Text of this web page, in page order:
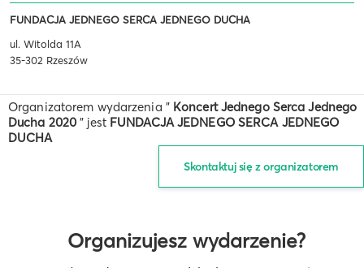
FUNDACJA JEDNEGO SERCA JEDNEGO DUCHA
ul. Witolda 11A
35-302 Rzeszów
Organizatorem wydarzenia " Koncert Jednego Serca Jednego
Ducha 2020" jest FUNDACJA JEDNEGO SERCA JEDNEGO
DUCHA
Skontaktuj się z organizatorem
Organizujesz wydarzenie?